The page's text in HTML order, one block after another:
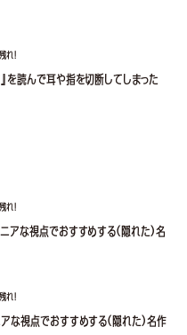
れ！
を読んで耳や指を切断してしまった
れ！
アな視点でおすすめする(隠れた)名
れ！
アな視点でおすすめする(隠れた)名作